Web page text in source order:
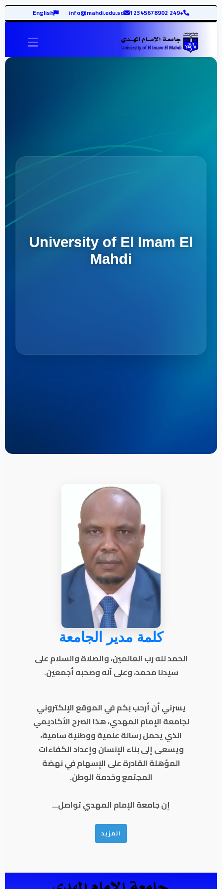
+249 12345678902
info@mahdi.edu.sd
English
University of El Imam El
Mahdi
كلمة مدير الجامعة
الحمد لله رب العالمين، والصلاة والسلام على
سيدنا محمد، وعلى آله وصحبه أجمعين.
يسرني أن أرحب بكم في الموقع الإلكتروني
لجامعة الإمام المهدي، هذا الصرح الأكاديمي
الذي يحمل رسالة علمية ووطنية سامية،
ويسعى إلى بناء الإنسان وإعداد الكفاءات
المؤهلة القادرة على الإسهام في نهضة
المجتمع وخدمة الوطن.
إن جامعة الإمام المهدي تواصل...
المزيد